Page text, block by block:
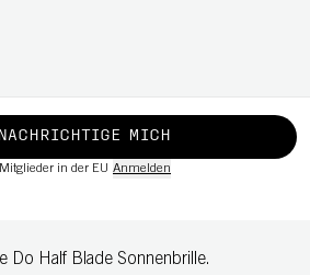
MICH
in der EU Anmelden
Do Half Blade Sonnenbrille.